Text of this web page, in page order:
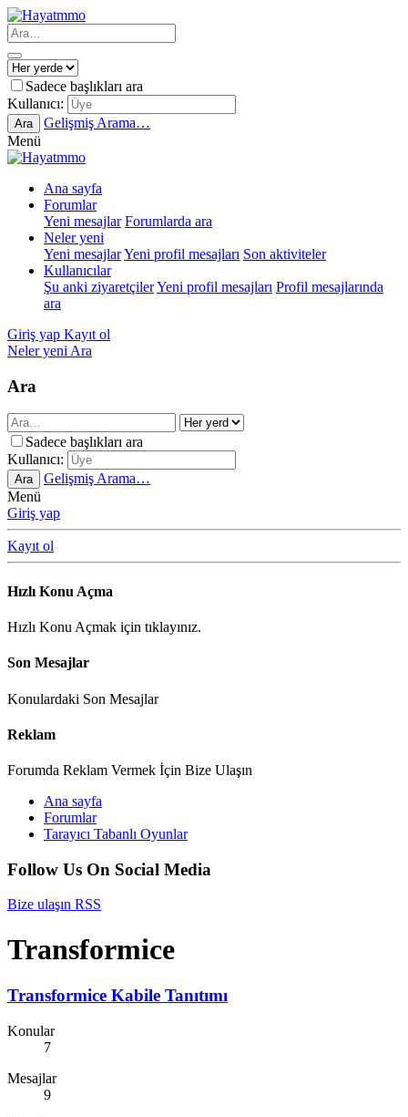
Sadece başlıkları ara
Kullanıcı:
Ara
Gelişmiş Arama…
Menü
Ana sayfa
Forumlar
Yeni mesajlar Forumlarda ara
Neler yeni
Yeni mesajlarYeni profil mesajları Son aktiviteler
Kullanıcılar
Şu anki ziyaretçilerYeni profil mesajları Profil mesajlarında
ara
Giriş yap Kayıt ol
Neler yeni Ara
Ara
Sadece başlıkları ara
Kullanıcı:
Ara
Gelişmiş Arama…
Menü
Giriş yap
Kayıt ol
Hızlı Konu Açma
Hızlı Konu Açmak için tıklayınız.
Son Mesajlar
Konulardaki Son Mesajlar
Reklam
Forumda Reklam Vermek İçin Bize Ulaşın
Ana sayfa
Forumlar
Tarayıcı Tabanlı Oyunlar
Follow Us On Social Media
Bize ulaşın RSS
Transformice
Transformice Kabile Tanıtımı
Konular
7
Mesajlar
9